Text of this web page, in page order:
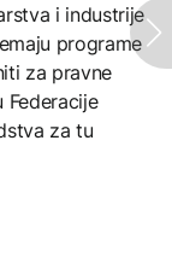
i industrije
programe
za pravne
Federacije
za tu